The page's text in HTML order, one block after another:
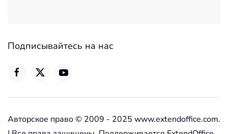
Подписывайтесь на нас
Авторское право © 2009 - 2025 www.extendoffice.com.